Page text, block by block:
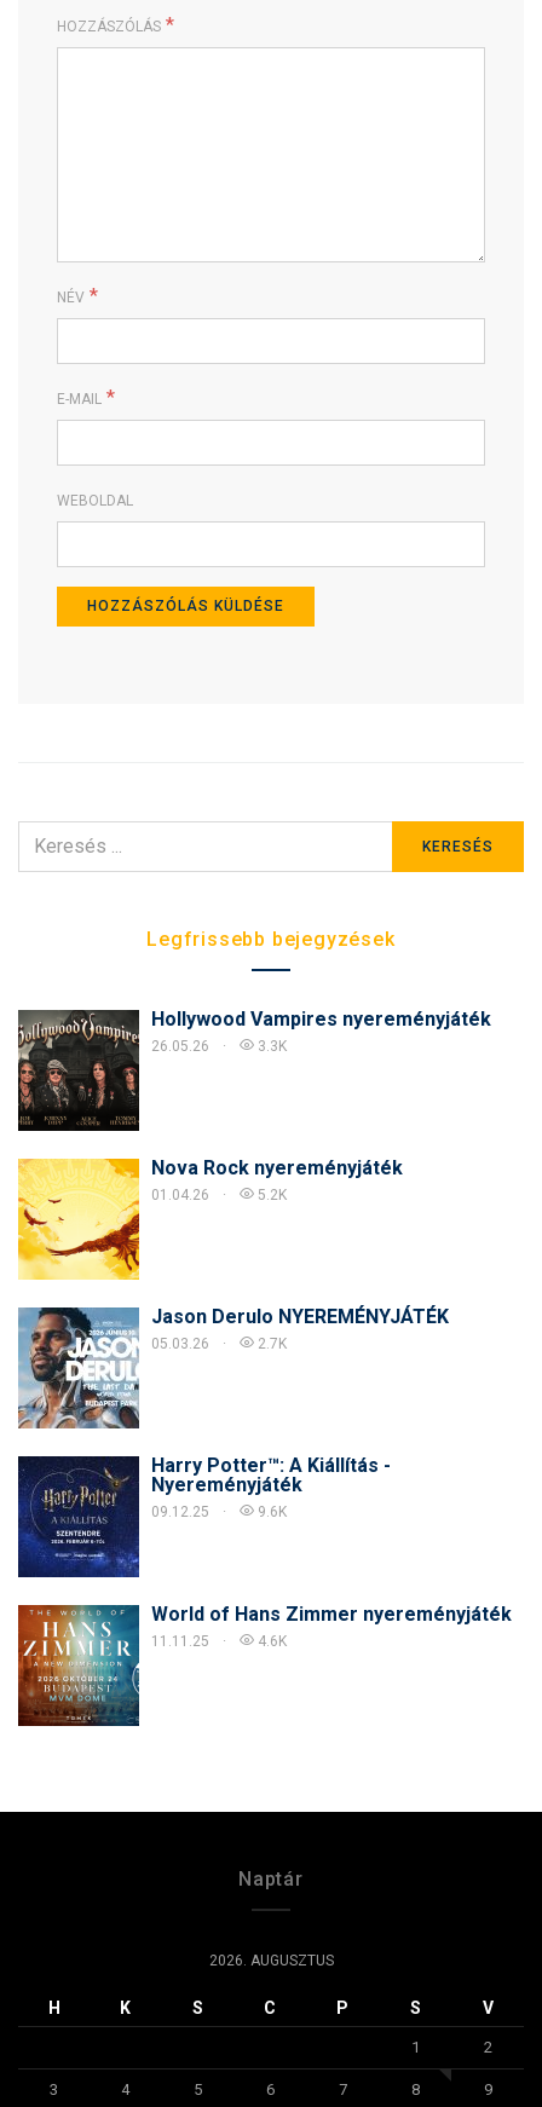
HOZZÁSZÓLÁS *
NÉV *
E-MAIL *
WEBOLDAL
ERRE:
KERESÉS
Legfrissebb bejegyzések
Hollywood Vampires nyereményjáték
26.05.26 3.3K
Nova Rock nyereményjáték
01.04.26 5.2K
Jason Derulo NYEREMÉNYJÁTÉK
05.03.26 2.7K
Harry Potter™: A Kiállítás -
Nyereményjáték
09.12.25 9.6K
World of Hans Zimmer nyereményjáték
11.11.25 4.6K
Naptár
2026. AUGUSZTUS
H K S C P S V
1 2
3 4 5 6 7 8 9